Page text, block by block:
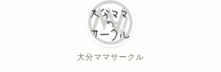
大分ママサークル